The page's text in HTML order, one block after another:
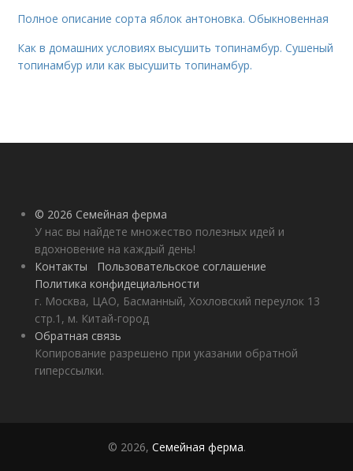
Полное описание сорта яблок антоновка. Обыкновенная
Как в домашних условиях высушить топинамбур. Сушеный
топинамбур или как высушить топинамбур.
© 2026 Семейная ферма
У нас вы найдете множество полезных идей и
вдохновение на каждый день!
Контакты
Пользовательское соглашение
Политика конфидециальности
г. Москва, ЦАО, Басманный, Хохловский переулок 13
стр.1, м. Китай-город
Обратная связь
Копирование разрешено при указании обратной
гиперссылки.
© 2026, Семейная ферма.